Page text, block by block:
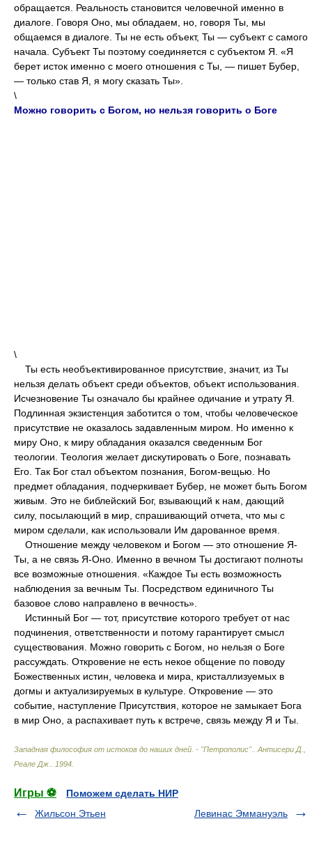
обращается. Реальность становится человечной именно в
диалоге. Говоря Оно, мы обладаем, но, говоря Ты, мы
общаемся в диалоге. Ты не есть объект, Ты — субъект с самого
начала. Субъект Ты поэтому соединяется с субъектом Я. «Я
берет исток именно с моего отношения с Ты, — пишет Бубер,
— только став Я, я могу сказать Ты».
\
Можно говорить с Богом, но нельзя говорить о Боге
\
Ты есть необъективированное присутствие, значит, из Ты
нельзя делать объект среди объектов, объект использования.
Исчезновение Ты означало бы крайнее одичание и утрату Я.
Подлинная экзистенция заботится о том, чтобы человеческое
присутствие не оказалось задавленным миром. Но именно к
миру Оно, к миру обладания оказался сведенным Бог
теологии. Теология желает дискутировать о Боге, познавать
Его. Так Бог стал объектом познания, Богом-вещью. Но
предмет обладания, подчеркивает Бубер, не может быть Богом
живым. Это не библейский Бог, взывающий к нам, дающий
силу, посылающий в мир, спрашивающий отчета, что мы с
миром сделали, как использовали Им дарованное время.
Отношение между человеком и Богом — это отношение Я-
Ты, а не связь Я-Оно. Именно в вечном Ты достигают полноты
все возможные отношения. «Каждое Ты есть возможность
наблюдения за вечным Ты. Посредством единичного Ты
базовое слово направлено в вечность».
Истинный Бог — тот, присутствие которого требует от нас
подчинения, ответственности и потому гарантирует смысл
существования. Можно говорить с Богом, но нельзя о Боге
рассуждать. Откровение не есть некое общение по поводу
Божественных истин, человека и мира, кристаллизуемых в
догмы и актуализируемых в культуре. Откровение — это
событие, наступление Присутствия, которое не замыкает Бога
в мир Оно, а распахивает путь к встрече, связь между Я и Ты.
Западная философия от истоков до наших дней. - "Петрополис".
Антисери Д.,
Реале Дж.
1994
Игры ⚽
Поможем сделать НИР
Жильсон Этьен
Левинас Эммануэль